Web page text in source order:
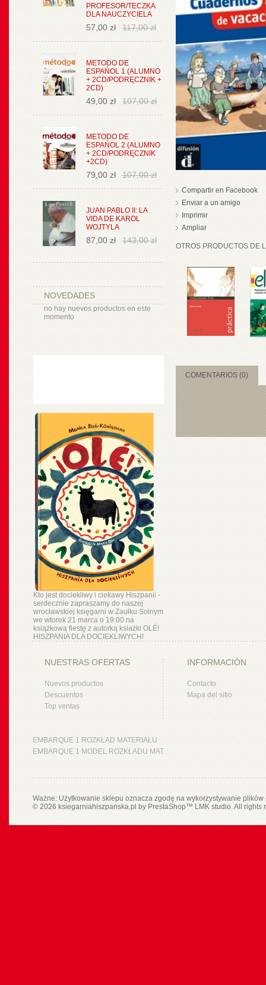
PROFESOR/TECZKA
DLA NAUCZYCIELA
57,00 zł 117,00 zł
METODO DE
ESPAŃOL 1 (ALUMNO
+ 2CD/PODRĘCZNIK +
2CD)
49,00 zł 107,00 zł
METODO DE
ESPAŃOL 2 (ALUMNO
+ 2CD/PODRĘCZNIK
+2CD)
79,00 zł 107,00 zł
JUAN PABLO II: LA
VIDA DE KAROL
WOJTYLA
87,00 zł 143,00 zł
NOVEDADES
no hay nuevos productos en este
momento
Kto jest dociekliwy i ciekawy Hiszpanii -
serdecznie zapraszamy do naszej
wrocławskiej księgarni w Zaułku Solnym
we wtorek 21 marca o 19:00 na
książkową fiestę z autorką ksiażki OLÉ!
HISZPANIA DLA DOCIEKLIWYCH!
Compartir en Facebook
Enviar a un amigo
Imprimir
Ampliar
OTROS PRODUCTOS DE
COMENTARIOS (0)
NUESTRAS OFERTAS
Nuevos productos
Descuentos
Top ventas
INFORMACIÓN
Contacto
Mapa del sitio
EMBARQUE 1 ROZKŁAD MATERIAŁU
EMBARQUE 1 MODEL ROZKŁADU MAT.
Ważne: Użytkowanie sklepu oznacza zgodę na wykorzystywanie
© 2026 ksiegarniahiszpanska.pl by PrestaShop™ LMK studio. All rights